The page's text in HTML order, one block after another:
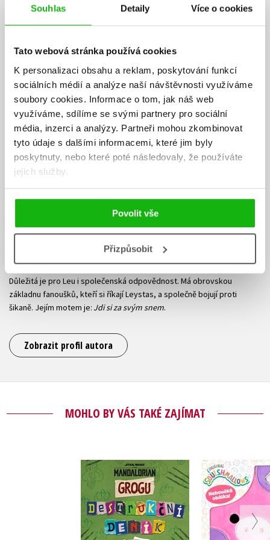
Souhlas Detaily Více o cookies
Tato webová stránka používá cookies
K personalizaci obsahu a reklam, poskytování funkcí
sociálních médií a analýze naší návštěvnosti využíváme
soubory cookies. Informace o tom, jak náš web
využíváme, sdílíme se svými partnery pro sociální
média, inzerci a analýzy. Partneři mohou zkombinovat
tyto údaje s dalšími informacemi, které jim byly
poskytnuty, nebo které poté následovaly, že používáte
jejich služby.
Povolit vše
Přizpůsobit
Leona Trávníčková
Lea je známá česká youtuberka a influencerka. Obsah jejích videí je
rozmanitý, zaměřuje se na fanoušky předškolního věku i na
dospívající. Jelikož vystudovala střední pedagogickou školu, tvorba
pro děti všeho věku ji baví. Lea se zabývá nejen natáčením videí, ale
vystupuje i na veřejných akcích, kde vytváří sportovní a hudební
například její oblíbené gymnastice. Ley nejoblíbenější činností je
cestování a jejím cílem je navštívit všechny Disneylandy na světě.
Důležitá je pro Leu i společenská odpovědnost. Má obrovskou
základnu fanoušků, kteří si říkají Leystas, a společně bojují proti
šikaně. Jejím motem je: Jdi si za svým snem.
Zobrazit profil autora
MOHLO BY VÁS TAKÉ ZAJÍMAT
Star Wars -
Mandalorian -
Grogu: Destrukční
deník
Kolektiv
Squishy